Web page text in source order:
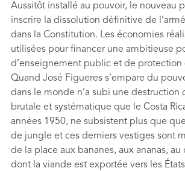
Aussitôt installé au pouvoir, le nouveau
inscrire la dissolution déﬁnitive de
dans la Constitution. Les économies
utilisées pour ﬁnancer une ambitieuse
d’enseignement public et de protection
Quand José Figueres s’empare du
dans le monde n’a subi une destruction
brutale et systématique que le Costa
années 1950, ne subsistent plus que
de jungle et ces derniers vestiges sont
de la place aux bananes, aux ananas, au
dont la viande est exportée vers les